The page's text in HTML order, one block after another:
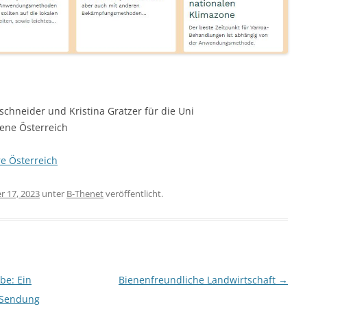
und Kristina Gratzer für die Uni
Österreich
Österreich
17, 2023 unter B-Thenetveröffentlicht.
Ein
Bienenfreundliche Landwirtschaft →